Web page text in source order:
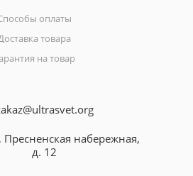
оплаты
товара
на товар
Пресненская набережная,
д. 12